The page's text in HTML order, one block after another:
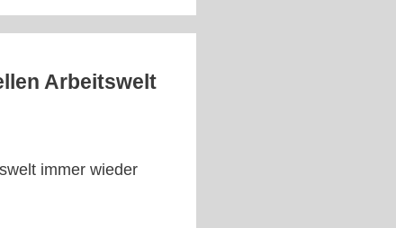
Arbeitswelt
immer wieder